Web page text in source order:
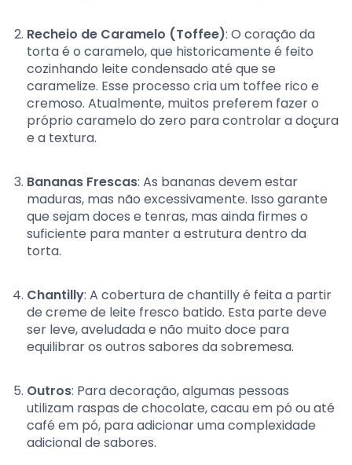
Recheio de Caramelo (Toffee): O coração da
torta é o caramelo, que historicamente é feito
cozinhando leite condensado até que se
caramelize. Esse processo cria um toffee rico e
cremoso. Atualmente, muitos preferem fazer o
próprio caramelo do zero para controlar a doçura
e a textura.
Bananas Frescas: As bananas devem estar
maduras, mas não excessivamente. Isso garante
que sejam doces e tenras, mas ainda firmes o
suficiente para manter a estrutura dentro da
torta.
Chantilly: A cobertura de chantilly é feita a partir
de creme de leite fresco batido. Esta parte deve
ser leve, aveludada e não muito doce para
equilibrar os outros sabores da sobremesa.
Outros: Para decoração, algumas pessoas
utilizam raspas de chocolate, cacau em pó ou até
café em pó, para adicionar uma complexidade
adicional de sabores.